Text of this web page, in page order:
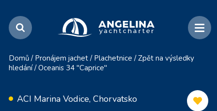
Domů / Pronájem jachet / Plachetnice / Zpět na výsledky
hledání / Oceanis 34 "Caprice"
ACI Marina Vodice, Chorvatsko